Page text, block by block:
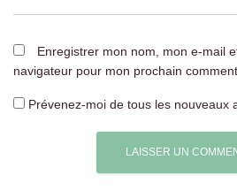
Enregistrer mon nom, mon e-mail
navigateur pour mon prochain
Prévenez-moi de tous les nouveaux